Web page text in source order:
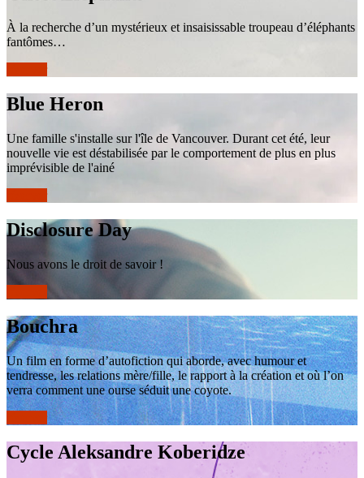
À la recherche d’un mystérieux et insaisissable troupeau d’éléphants
fantômes…
Blue Heron
Une famille s'installe sur l'île de Vancouver. Durant cet été, leur
nouvelle vie est déstabilisée par le comportement de plus en plus
imprévisible de l'ainé
Disclosure Day
Nous avons le droit de savoir !
Bouchra
Un film en forme d’autofiction qui aborde, avec humour et
tendresse, les relations mère/fille, le rapport à la création et où l’on
verra comment une ourse séduit une coyote.
Cycle Aleksandre Koberidze